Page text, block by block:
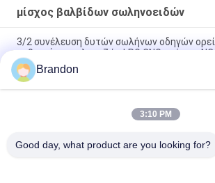
μίσχος βαλβίδων σωληνοειδών
3/2 συνέλευση δυτών σωλήνων οδηγών
καθισμάτων φλαντζών LPG CNG τρόπων NC
Μέγεθος CNOMO μίσχος 30 3/2 τρόπων
πυρηνών σιδήρου βαλβίδων σωληνοειδών
Κυκλικός κυλινδρικός κινητός πυρήνας
Brandon
3:10 PM
Good day, what product are you looking for?